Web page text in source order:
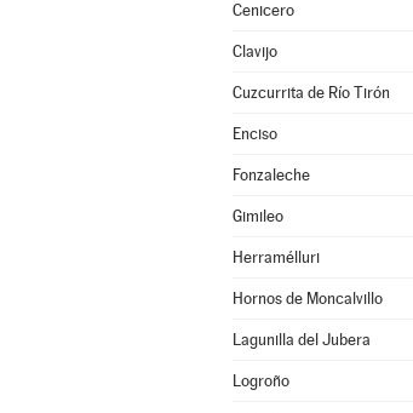
Cenicero
Clavijo
Cuzcurrita de Río Tirón
Enciso
Fonzaleche
Gimileo
Herramélluri
Hornos de Moncalvillo
Lagunilla del Jubera
Logroño